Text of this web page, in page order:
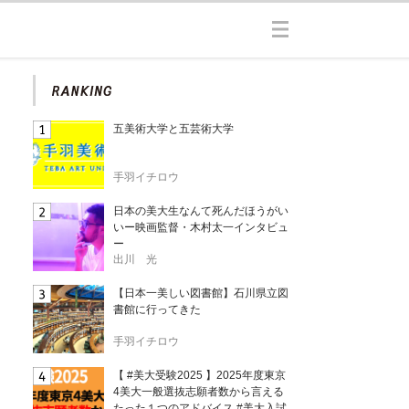
五美術大学と五芸術大学
手羽イチロウ
日本の美大生なんて死んだほうがい
いー映画監督・木村太一インタビュ
ー
出川 光
【日本一美しい図書館】石川県立図
書館に行ってきた
手羽イチロウ
【 #美大受験2025 】2025年度東京
4美大一般選抜志願者数から言える